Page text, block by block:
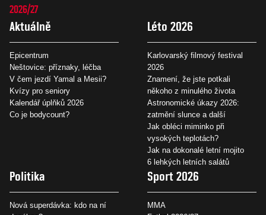
2026/27
Aktuálně
Epicentrum
Neštovice: příznaky, léčba
V čem jezdí Yamal a Mesii?
Kvízy pro seniory
Kalendář úplňků 2026
Co je bodycount?
Léto 2026
Karlovarský filmový festival
2026
Znamení, že jste potkali
někoho z minulého života
Astronomické úkazy 2026:
zatmění slunce a další
Jak obléci miminko při
vysokých teplotách?
Jak na dokonalé letní mojito
6 lehkých letních salátů
Politika
Nová superdávka: kdo na ní
Sport 2026
MMA